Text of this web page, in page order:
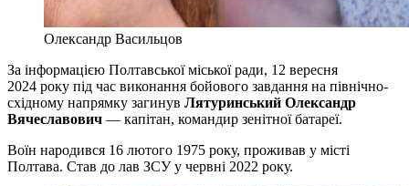
Олександр Васильцов
За інформацією Полтавської міської ради, 12 вересня
2024 року під час виконання бойового завдання на північно-
східному напрямку загинув Лятуринський Олександр
Вячеславович — капітан, командир зенітної батареї.
Воїн народився 16 лютого 1975 року, проживав у місті
Полтава. Став до лав ЗСУ у червні 2022 року.